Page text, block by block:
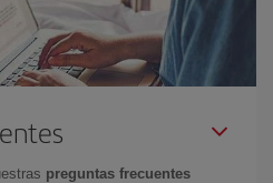
preguntas frecuentes